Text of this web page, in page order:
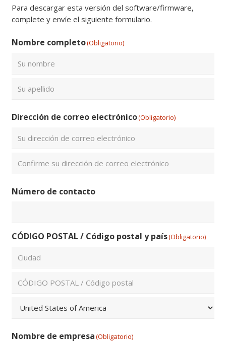
Para descargar esta versión del software/firmware,
complete y envíe el siguiente formulario.
Nombre completo(Obligatorio)
Dirección de correo electrónico(Obligatorio)
un
email
Número de contacto
CÓDIGO POSTAL / Código postal y país(Obligatorio)
Postal
Nombre de empresa(Obligatorio)